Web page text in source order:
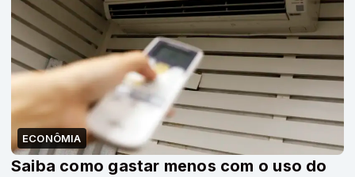
ECONÔMIA
Saiba como gastar menos com o uso do